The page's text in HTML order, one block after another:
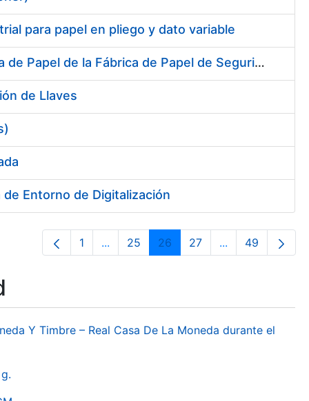
para papel en pliego y dato variable
Suministro de dos Desviadores de Cuerdas para la nueva Máquina de Papel de la Fábrica de Papel de Seguridad de Burgos
de Llaves
Entorno de Digitalización
Page
1 ...Intermediate Pages Use TAB to
Page
25 Page
26 Page
27 ...Intermediate
Page
49
Y Timbre – Real Casa De La Moneda durante el